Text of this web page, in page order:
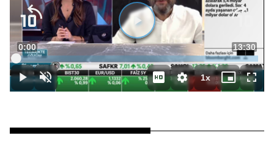
DuraklatSesi
Aç
Süre
0:00 Toplam
Süre
13:30
Yüklendi :
0.73%
1xOynatma
Hızı
Mini
oynatıcı
Tam
Ekran